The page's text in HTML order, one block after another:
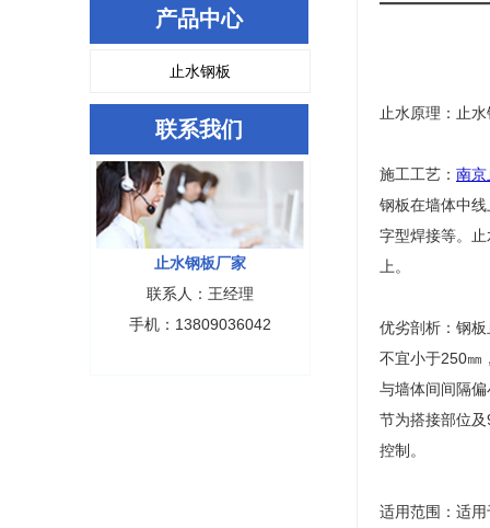
产品中心
止水钢板
联系我们
止水钢板厂家
联系人：王经理
手机：13809036042
止水原理：止
施工工艺： 南京
钢板在墙体中
字型焊接等。
上。
优劣剖析：钢
不宜小于250㎜
与墙体间间隔
节为搭接部位
控制。
适用范围：适